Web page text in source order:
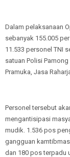
Dalam pelaksanaan
sebanyak 155.005
11.533 personel TNI
satuan Polisi
Pramuka, Jasa
Personel tersebut
mengantisipasi
mudik. 1.536 pos
gangguan
dan 180 pos terpadu